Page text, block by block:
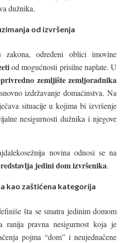
dužnika.
od izvršenja
zakona, određeni oblici imovine
od mogućnosti prisilne naplate. U
zemljište zemljoradnika
izdržavanje domaćinstva. Na
situacije u kojima bi izvršenje
nesigurnosti dužnika i njegove
novina odnosi se na
jedini dom izvršenika.
kao zaštićena kategorija
šta se smatra jedinim domom
ranija pravna nesigurnost koja je
pojma “dom” i neujednačene